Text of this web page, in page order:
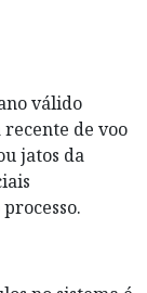
válido
de voo
jatos da